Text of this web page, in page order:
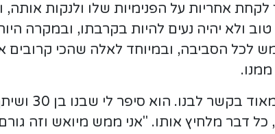
אחריות על הפנימיות שלו ולנקות
ולא יהיה נעים להיות בקרבתו, ובמקרה
לכל הסביבה, ובמיוחד לאלה שהכי קרובים
השבוע
דבר מלחיץ אותו. "אני ממש מיואש וזה